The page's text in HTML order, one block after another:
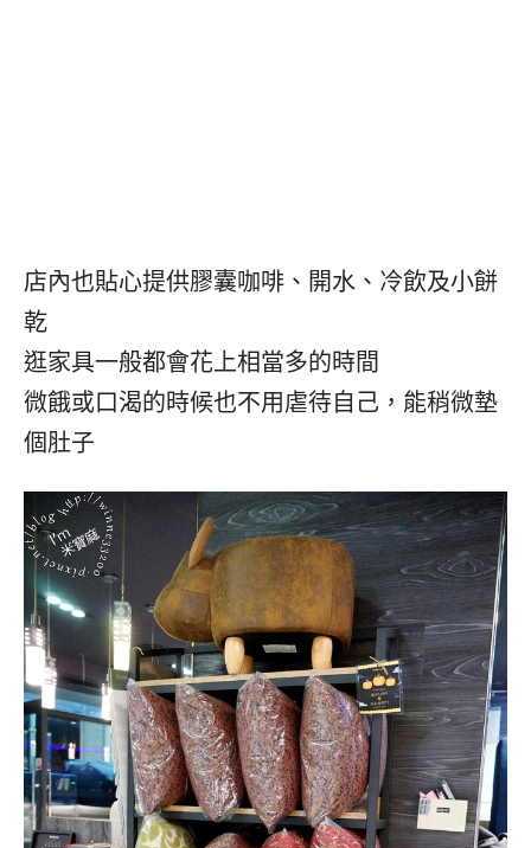
店內也貼心提供膠囊咖啡、開水、冷飲及小餅
乾
逛家具一般都會花上相當多的時間
微餓或口渴的時候也不用虐待自己，能稍微墊
個肚子